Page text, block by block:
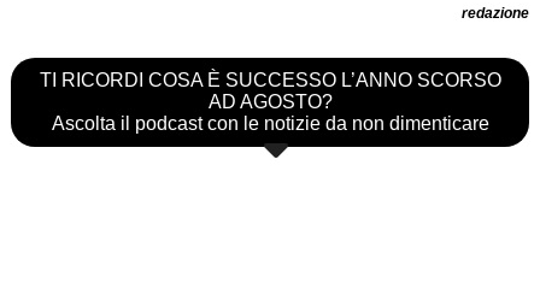
redazione
TI RICORDI COSA È SUCCESSO L’ANNO SCORSO
AD AGOSTO?
Ascolta il podcast con le notizie da non dimenticare